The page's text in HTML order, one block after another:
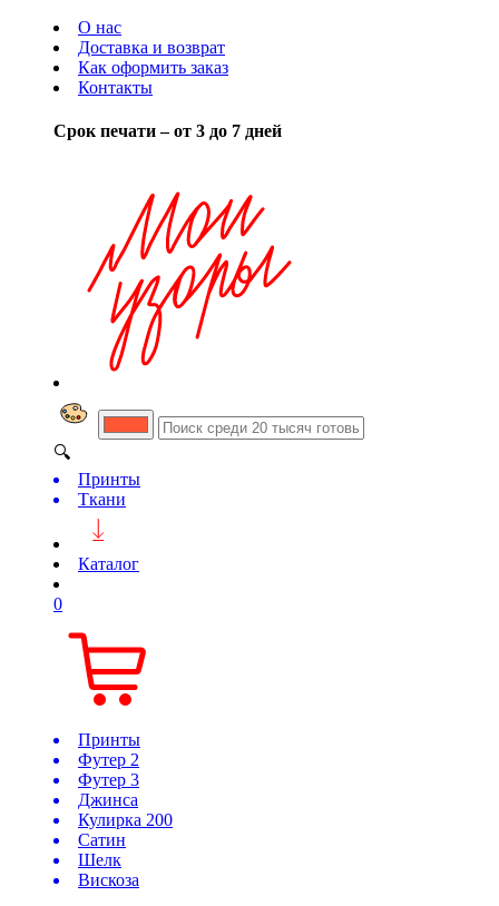
О нас
Доставка и возврат
Как оформить заказ
Контакты
Срок печати – от 3 до 7 дней
🔍
Принты
Ткани
Каталог
0
Принты
Футер 2
Футер 3
Джинса
Кулирка 200
Сатин
Шелк
Вискоза